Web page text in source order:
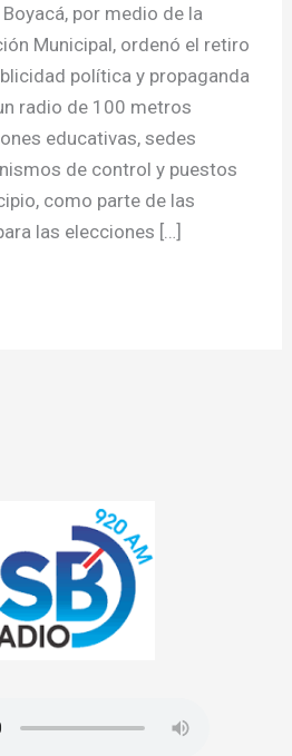
por medio de la
Municipal, ordenó el retiro
política y propaganda
radio de 100 metros
educativas, sedes
de control y puestos
como parte de las
las elecciones […]